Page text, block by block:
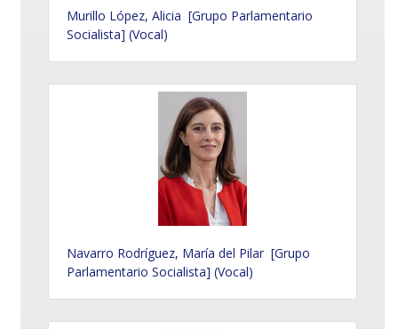
Murillo López, Alicia [Grupo Parlamentario
Socialista] (Vocal)
Navarro Rodríguez, María del Pilar [Grupo
Parlamentario Socialista] (Vocal)